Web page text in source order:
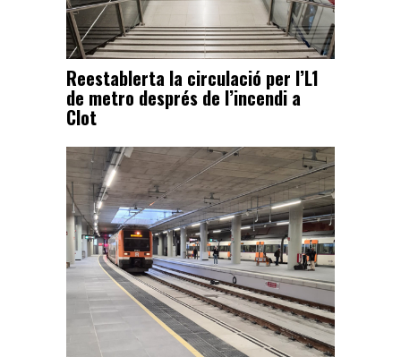
Reestablerta la circulació per l’L1
de metro després de l’incendi a
Clot